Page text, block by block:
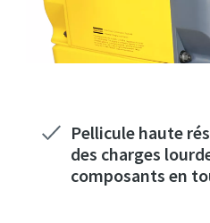
Pellicule haute
des charges
composants en